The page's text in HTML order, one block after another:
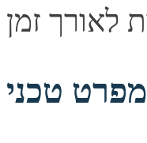
מפרט טכני